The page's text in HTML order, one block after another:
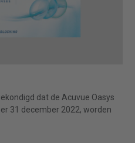
dat de Acuvue Oasys
31 december 2022, worden